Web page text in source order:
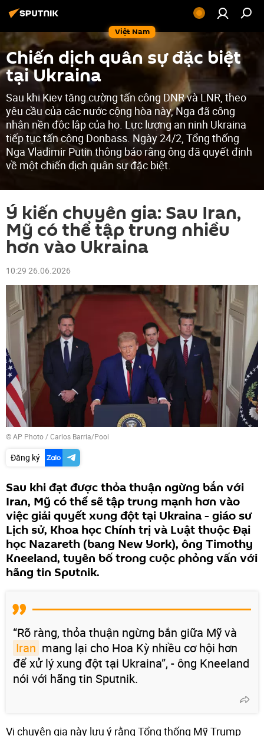
Việt Nam
Chiến dịch quân sự đặc biệt
tại Ukraina
Sau khi Kiev tăng cường tấn công DNR và LNR, theo
yêu cầu của các nước cộng hòa này, Nga đã công
nhận nền độc lập của họ. Lực lượng an ninh Ukraina
tiếp tục tấn công Donbass. Ngày 24/2, Tổng thống
Nga Vladimir Putin thông báo rằng ông đã quyết định
về một chiến dịch quân sự đặc biệt.
Ý kiến chuyên gia: Sau Iran,
Mỹ có thể tập trung nhiều
hơn vào Ukraina
10:29 26.06.2026
© AP Photo / Carlos Barria/Pool
Đăng ký
Sau khi đạt được thỏa thuận ngừng bắn với
Iran, Mỹ có thể sẽ tập trung mạnh hơn vào
việc giải quyết xung đột tại Ukraina - giáo sư
Lịch sử, Khoa học Chính trị và Luật thuộc Đại
học Nazareth (bang New York), ông Timothy
Kneeland, tuyên bố trong cuộc phỏng vấn với
hãng tin Sputnik.
“Rõ ràng, thỏa thuận ngừng bắn giữa Mỹ và
Iran mang lại cho Hoa Kỳ nhiều cơ hội hơn
để xử lý xung đột tại Ukraina”, - ông Kneeland
nói với hãng tin Sputnik.
Vị chuyên gia này lưu ý rằng Tổng thống Mỹ Trump